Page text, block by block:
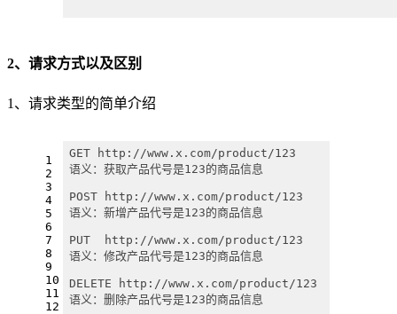
2、请求方式以及区别
1、请求类型的简单介绍
1
2
3
4
5
6
7
8
9
10
11
12
GET http://www.x.com/product/123
语义：获取产品代号是123的商品信息
POST http://www.x.com/product/123
语义：新增产品代号是123的商品信息
PUT  http://www.x.com/product/123
语义：修改产品代号是123的商品信息
DELETE http://www.x.com/product/123
语义：删除产品代号是123的商品信息